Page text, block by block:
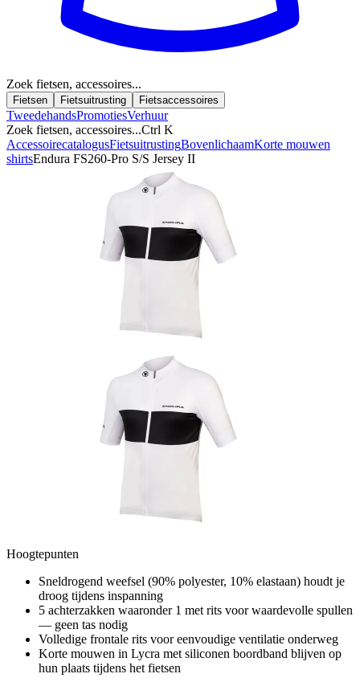
Zoek fietsen, accessoires...
Fietsen Fietsuitrusting Fietsaccessoires
TweedehandsPromotiesVerhuur
Zoek fietsen, accessoires...Ctrl K
AccessoirecatalogusFietsuitrustingBovenlichaamKorte mouwen
shirtsEndura FS260-Pro S/S Jersey II
Hoogtepunten
Sneldrogend weefsel (90% polyester, 10% elastaan) houdt je
droog tijdens inspanning
5 achterzakken waaronder 1 met rits voor waardevolle spullen
— geen tas nodig
Volledige frontale rits voor eenvoudige ventilatie onderweg
Korte mouwen in Lycra met siliconen boordband blijven op
hun plaats tijdens het fietsen